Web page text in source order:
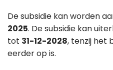
De subsidie kan worden
2025. De subsidie kan
tot 31-12-2028, tenzij het
eerder op is.